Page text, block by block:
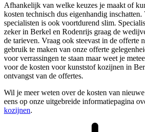
Afhankelijk van welke keuzes je maakt of
kosten technisch dus eigenhandig
specialisten is ook voortdurend slim.
zeker in Berkel en Rodenrijs graag de
de tarieven. Vraag ook steevast in de offerte
gebruik te maken van onze offerte
voor verrassingen te staan maar weet je
voor de kosten voor kunststof kozijnen in
ontvangst van de offertes.
Wil je meer weten over de kosten van
eens op onze uitgebreide informatiepagina
kozijnen.